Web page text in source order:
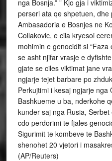
nga Bosnja.” ” Kjo gja i
perseri ata qe shpetuen, dhe
Ambasadoria e Bosnjes ne
Collakovic, e cila kryesoi
mohimin e genocidit si “Faza
se asht njifar vrasje e
gjate se ciles viktimat jane
ngjarje tejet barbare po
Perkujtimi i kesaj ngjarje nga
Bashkueme u ba, nderkohe
kunder saj nga Rusia,
cdo perdorimi te fjales
Sigurimit te kombeve te
shenohet 20 vjetori i
(AP/Reuters)